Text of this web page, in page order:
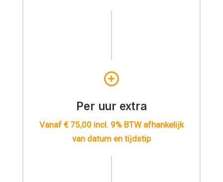
Per uur extra
Vanaf € 75,00 incl. 9% BTW afhankelijk
van datum en tijdstip